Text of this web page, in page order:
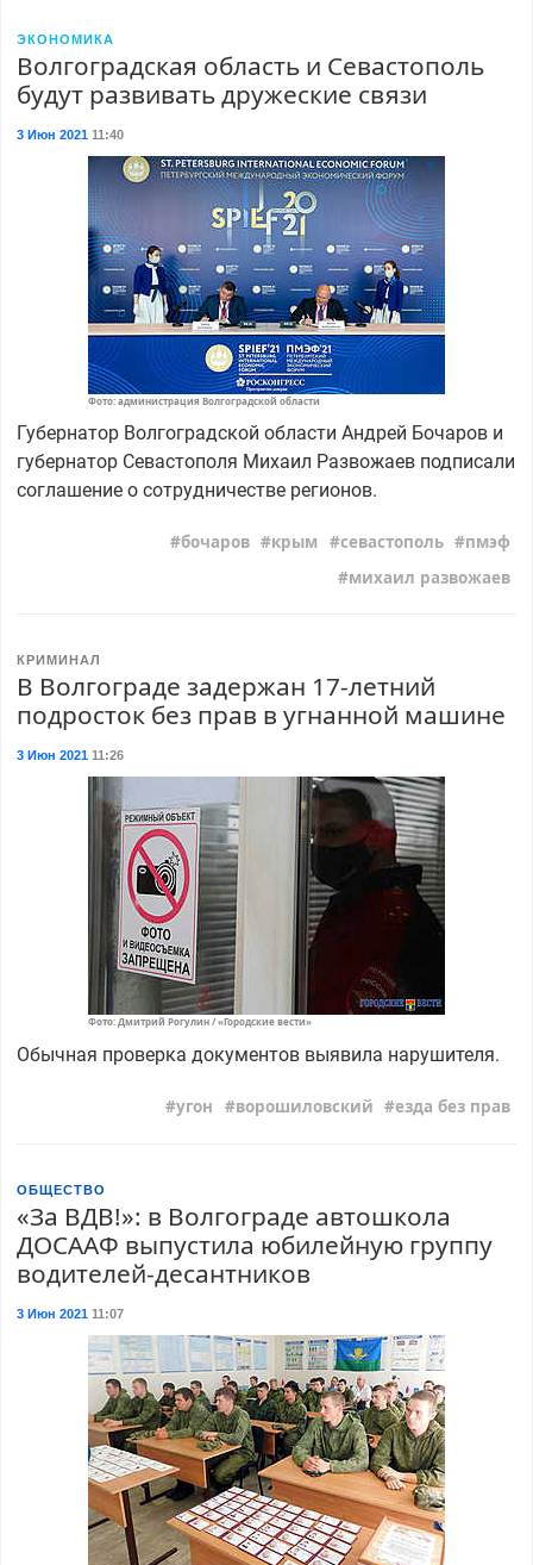
ЭКОНОМИКА
Волгоградская область и Севастополь
будут развивать дружеские связи
3 Июн 202111:40
Фото: администрация Волгоградской области
Губернатор Волгоградской области Андрей Бочаров и
губернатор Севастополя Михаил Развожаев подписали
соглашение о сотрудничестве регионов.
бочаров крым севастополь
пмэф
михаил развожаев
КРИМИНАЛ
В Волгограде задержан 17-летний
подросток без прав в угнанной машине
3 Июн 202111:26
Фото: Дмитрий Рогулин / «Городские вести»
Обычная проверка документов выявила нарушителя.
угон ворошиловский езда без прав
ОБЩЕСТВО
«За ВДВ!»: в Волгограде автошкола
ДОСААФ выпустила юбилейную группу
водителей-десантников
3 Июн 202111:07